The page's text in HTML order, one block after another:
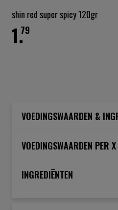
het
begin
van
afbeeldingen-
shin red super spicy 120gr
79
1.
VOEDINGSWAARDEN &
VOEDINGSWAARDEN PER
INGREDIËNTEN